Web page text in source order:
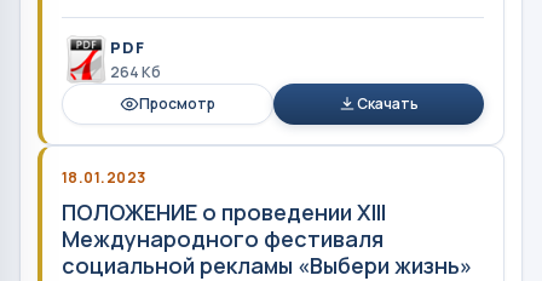
PDF
264 Кб
Просмотр
Скачать
18.01.2023
ПОЛОЖЕНИЕ о проведении XIII
Международного фестиваля
социальной рекламы «Выбери жизнь»